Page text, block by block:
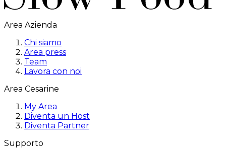
Area Azienda
Chi siamo
Area press
Team
Lavora con noi
Area Cesarine
My Area
Diventa un Host
Diventa Partner
Supporto